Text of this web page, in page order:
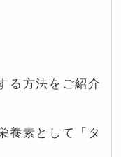
る方法をご紹介
養素として「タ